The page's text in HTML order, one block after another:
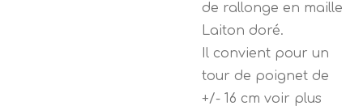
de rallonge en maille
Laiton doré.
Il convient pour un
tour de poignet de
+/- 16 cm voir plus